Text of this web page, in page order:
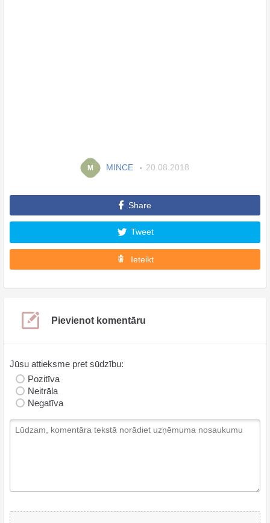
M MINCE 20.08.2018
Share
Tweet
Ieteikt
Pievienot komentāru
Jūsu attieksme pret sūdzību:
Pozitīva
Neitrāla
Negatīva